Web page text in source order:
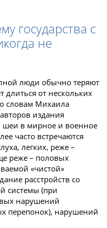
государства с
не
люди обычно теряют
длиться от нескольких
словам Михаила
издания
в мирное и военное
часто встречаются
легких, реже –
реже – половых
«чистой»
расстройств со
системы (при
нарушений
перепонок), нарушений